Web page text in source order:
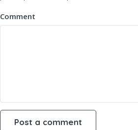
Comment